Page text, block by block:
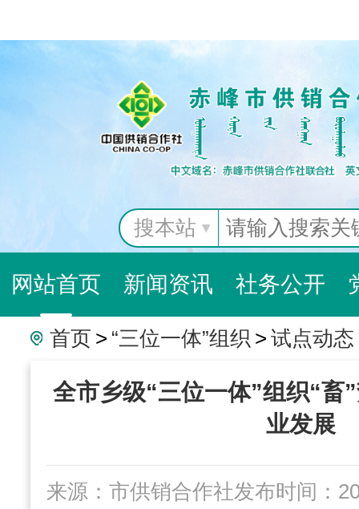
搜本站
网站首页 新闻资讯 社务公开
“三位一体”组织社办企业 互动交流
首页 > “三位一体”组织 > 试点动态
全市乡级“三位一体”组织“畜
业发展
来源：市供销合作社发布时间：